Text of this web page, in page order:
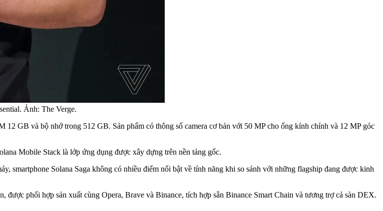
Ảnh: The Verge.
GB và bộ nhớ trong 512 GB. Sản phẩm có thông số camera cơ bản với 50 MP cho ống kính chính và 12 MP góc
Mobile Stack là lớp ứng dụng được xây dựng trên nền tảng gốc.
smartphone Solana Saga không có nhiều điểm nổi bật về tính năng khi so sánh với những flagship đang được kinh
phối hợp sản xuất cùng Opera, Brave và Binance, tích hợp sẵn Binance Smart Chain và tương trợ cả sàn DEX.